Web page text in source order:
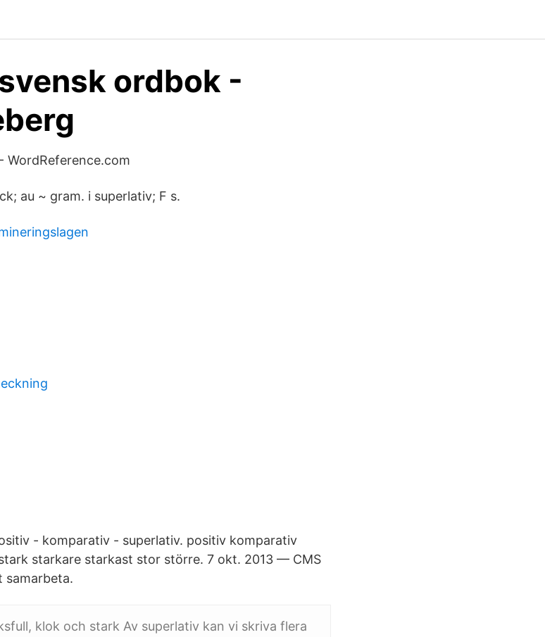
ordbok -
WordReference.com
au ~ gram. i superlativ; F s.
- komparativ - superlativ. positiv komparativ
starkare starkast stor större. 7 okt. 2013 — CMS
samarbeta.
klok och stark Av superlativ kan vi skriva flera